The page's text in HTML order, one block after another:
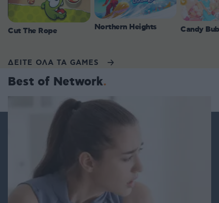
Cut The Rope Northern Heights Candy
ΔΕΙΤΕ ΟΛΑ ΤΑ GAMES
Best of Network